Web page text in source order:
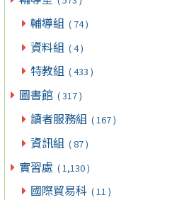
輔導組 ( 74 )
資料組 ( 4 )
特教組 ( 433 )
圖書館 ( 317 )
讀者服務組 ( 167 )
資訊組 ( 87 )
實習處 ( 1,130 )
國際貿易科 ( 11 )